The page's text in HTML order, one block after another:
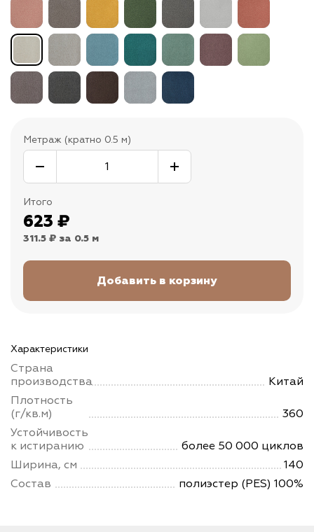
Метраж (кратно 0.5 м)
Итого
623 ₽
311.5 ₽ за 0.5 м
Характеристики
Страна
производства
Китай
Плотность
(г/кв.м)
360
Устойчивость
к истиранию
более 50 000 циклов
Ширина, см
140
Состав
полиэстер (PES) 100%